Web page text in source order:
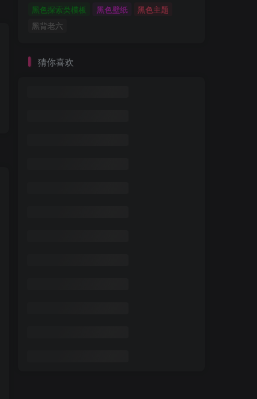
黑色探索类模板
黑色壁纸
黑色主题
黑背老六
猜你喜欢